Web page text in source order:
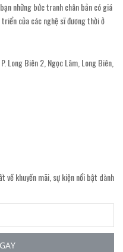
những bức tranh chân bản có giá
của các nghệ sĩ đương thời ở
Long Biên 2, Ngọc Lâm, Long Biên,
về khuyến mãi, sự kiện nổi bật dành